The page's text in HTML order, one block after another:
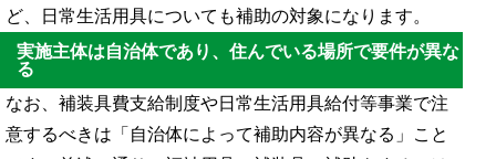
ど、日常生活用具についても補助の対象になります。
実施主体は自治体であり、住んでいる場所で要件が異な
る
なお、補装具費支給制度や日常生活用具給付等事業で注
意するべきは「自治体によって補助内容が異なる」こと